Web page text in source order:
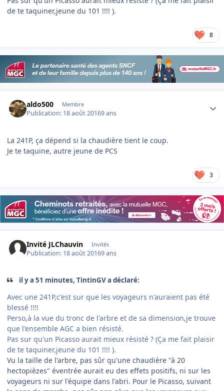
de te taquiner,jeune du 101 !!!! ).
8
aldo500 Membre
Publication: 18 août 20169 ans
La 241P, ça dépend si la chaudière tient le coup.
Je te taquine, autre jeune de PCS
3
Invité JLChauvin Invités
Publication: 18 août 20169 ans
il y a 51 minutes, TintinGV a déclaré:
Avec une 241P,c'est sur que les voyageurs n'auraient pas été
blessé !!!!
Perso,à la vue du tronc de l'arbre et de sa dimension,je trouve
que l'ensemble AGC a bien résisté.
Pas sur qu'un Picasso aurait mieux résisté ? (Ça me fait plaisir
de te taquiner,jeune du 101 !!!! ).
Vu la taille de l'arbre, pas sûr qu'une chaudière "à 20
hectopièzes" éventrée aurait eu des effets positifs, ni sur les
voyageurs ni sur l'équipe dans l'abri. Pour le Picasso, suivant